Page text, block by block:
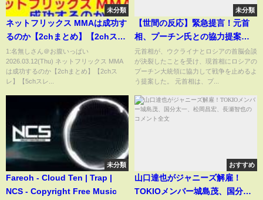
未分類
ネットフリックス MMAは成功す
るのか【2chまとめ】【2chス
レ】【5chスレ】
1:名無しさん＠お腹いっぱい
2026.03.12(Thu) ネットフリックス MMA
は成功するのか【2chまとめ】【2chス
レ】【5chスレ...
未分類
【世間の反応】緊急提言！元首
相、プーチン氏との協力提案で
波紋！#shorts
元首相が、ウクライナとロシアの首脳会談
が決裂したことを受け、現首相にロシアの
プーチン大統領に協力して戦争を止めるよ
う提案した。 元首相は、プ...
未分類
Fareoh - Cloud Ten | Trap |
NCS - Copyright Free Music
おすすめ
山口達也がジャニーズ解雇！
TOKIOメンバー城島茂、国分太